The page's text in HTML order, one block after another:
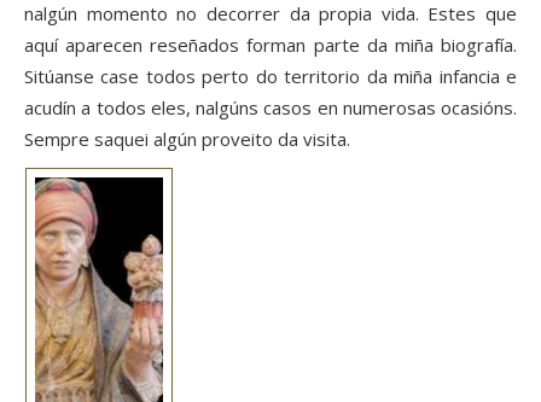
nalgún momento no decorrer da propia vida. Estes que
aquí aparecen reseñados forman parte da miña biografía.
Sitúanse case todos perto do territorio da miña infancia e
acudín a todos eles, nalgúns casos en numerosas ocasións.
Sempre saquei algún proveito da visita.